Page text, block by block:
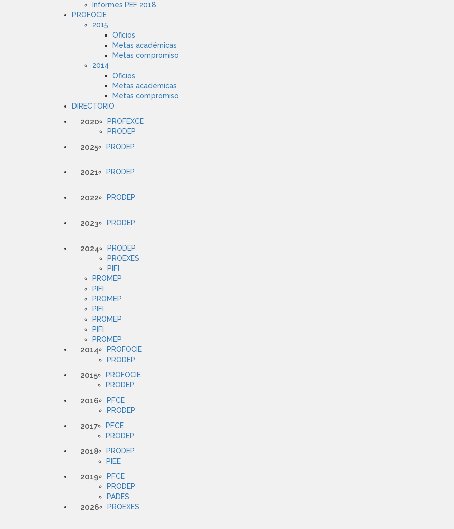
Informes PEF 2018
PROFOCIE
2015
Oficios
Metas académicas
Metas compromiso
2014
Oficios
Metas académicas
Metas compromiso
DIRECTORIO
2020
PROFEXCE
PRODEP
2025 PRODEP
2021 PRODEP
2022 PRODEP
2023 PRODEP
2024
PRODEP
PROEXES
PIFI
PROMEP
PIFI
PROMEP
PIFI
PROMEP
PIFI
PROMEP
2014
PROFOCIE
PRODEP
2015
PROFOCIE
PRODEP
2016
PFCE
PRODEP
2017
PFCE
PRODEP
2018
PRODEP
PIEE
2019
PFCE
PRODEP
PADES
2026 PROEXES